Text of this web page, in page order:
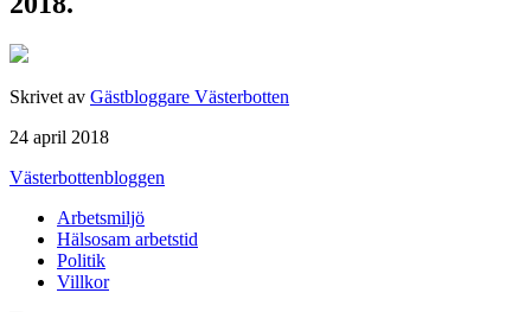
Skrivet av Gästbloggare Västerbotten
24 april 2018
Västerbottenbloggen
Arbetsmiljö
Hälsosam arbetstid
Politik
Villkor